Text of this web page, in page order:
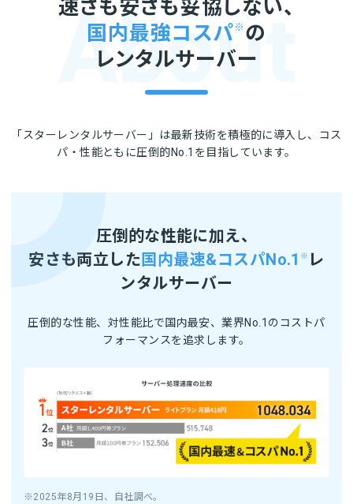
速さも安さも妥協しない、
国内最強コスパ ※ の
レンタルサーバー
「スターレンタルサーバー」は最新技術を積極的に導入し、コス
パ・性能ともに圧倒的No.1を目指しています。
圧倒的な性能に加え、
安さも両立した 国内最速&コスパNo.1 ※ レ
ンタルサーバー
圧倒的な性能、対性能比で国内最安、業界No.1のコストパ
フォーマンスを追求します。
※2025年8月19日、自社調べ。